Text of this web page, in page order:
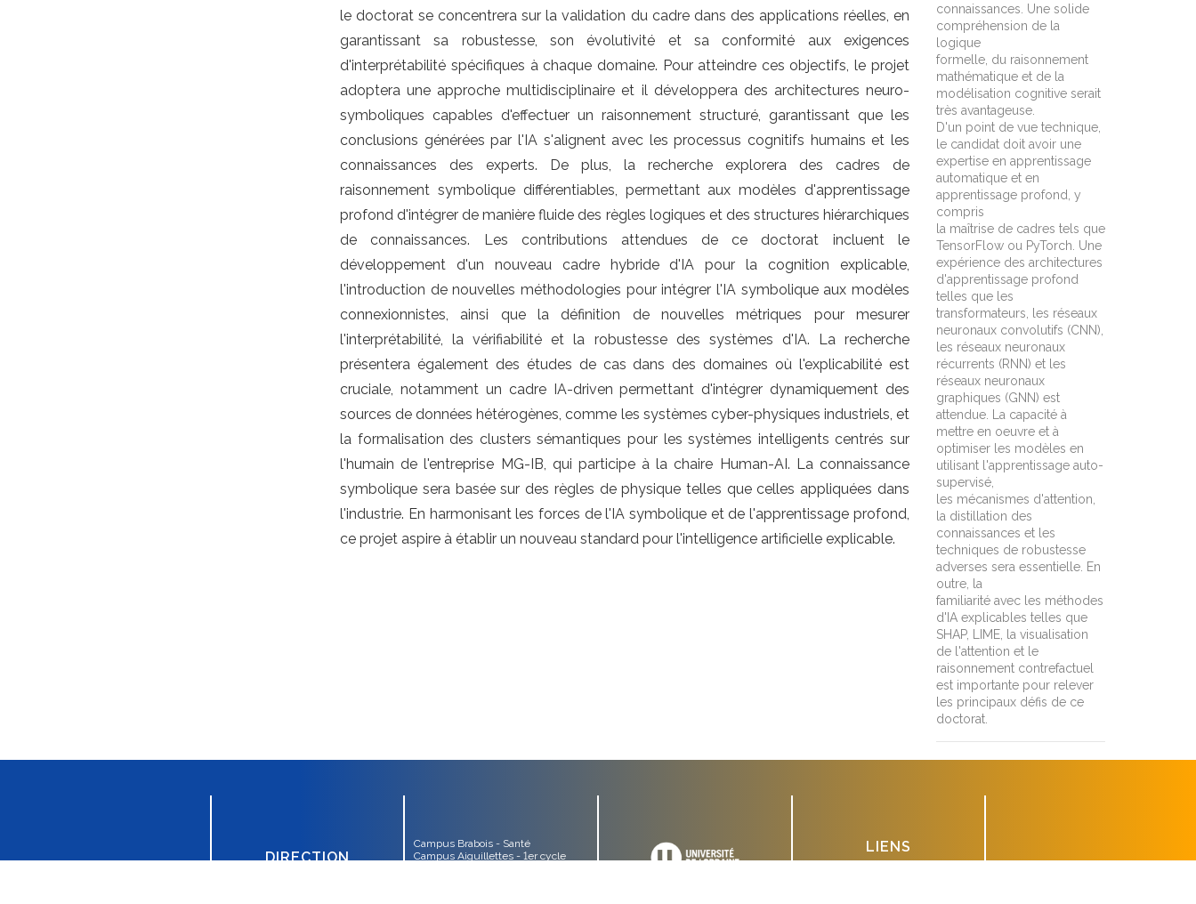
le doctorat se concentrera sur la validation du cadre dans des applications réelles, en
garantissant sa robustesse, son évolutivité et sa conformité aux exigences
d'interprétabilité spécifiques à chaque domaine. Pour atteindre ces objectifs, le projet
adoptera une approche multidisciplinaire et il développera des architectures neuro-
symboliques capables d'effectuer un raisonnement structuré, garantissant que les
conclusions générées par l'IA s'alignent avec les processus cognitifs humains et les
connaissances des experts. De plus, la recherche explorera des cadres de
raisonnement symbolique différentiables, permettant aux modèles d'apprentissage
profond d'intégrer de manière fluide des règles logiques et des structures hiérarchiques
de connaissances. Les contributions attendues de ce doctorat incluent le
développement d'un nouveau cadre hybride d'IA pour la cognition explicable,
l'introduction de nouvelles méthodologies pour intégrer l'IA symbolique aux modèles
connexionnistes, ainsi que la définition de nouvelles métriques pour mesurer
l'interprétabilité, la vérifiabilité et la robustesse des systèmes d'IA. La recherche
présentera également des études de cas dans des domaines où l'explicabilité est
cruciale, notamment un cadre IA-driven permettant d'intégrer dynamiquement des
sources de données hétérogènes, comme les systèmes cyber-physiques industriels, et
la formalisation des clusters sémantiques pour les systèmes intelligents centrés sur
l'humain de l'entreprise MG-IB, qui participe à la chaire Human-AI. La connaissance
symbolique sera basée sur des règles de physique telles que celles appliquées dans
l'industrie. En harmonisant les forces de l'IA symbolique et de l'apprentissage profond,
ce projet aspire à établir un nouveau standard pour l'intelligence artificielle explicable.
connaissances. Une solide
compréhension de la
logique
formelle, du raisonnement
mathématique et de la
modélisation cognitive serait
très avantageuse.
D'un point de vue technique,
le candidat doit avoir une
expertise en apprentissage
automatique et en
apprentissage profond, y
compris
la maîtrise de cadres tels que
TensorFlow ou PyTorch. Une
expérience des architectures
d'apprentissage profond
telles que les
transformateurs, les réseaux
neuronaux convolutifs (CNN),
les réseaux neuronaux
récurrents (RNN) et les
réseaux neuronaux
graphiques (GNN) est
attendue. La capacité à
mettre en oeuvre et à
optimiser les modèles en
utilisant l'apprentissage auto-
supervisé,
les mécanismes d'attention,
la distillation des
connaissances et les
techniques de robustesse
adverses sera essentielle. En
outre, la
familiarité avec les méthodes
d'IA explicables telles que
SHAP, LIME, la visualisation
de l'attention et le
raisonnement contrefactuel
est importante pour relever
les principaux défis de ce
doctorat.
DIRECTION
Campus Brabois - Santé
Campus Aiguillettes - 1er cycle
LIENS